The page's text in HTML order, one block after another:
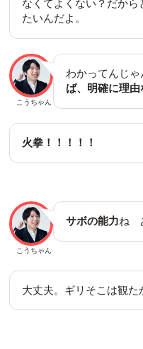
なくてよくない？だから
たいんだよ。
こうちゃん
わかってんじゃ
ば、明確に理由
火拳！！！！！
こうちゃん
サボの能力ね
大丈夫。ギリそこは観た